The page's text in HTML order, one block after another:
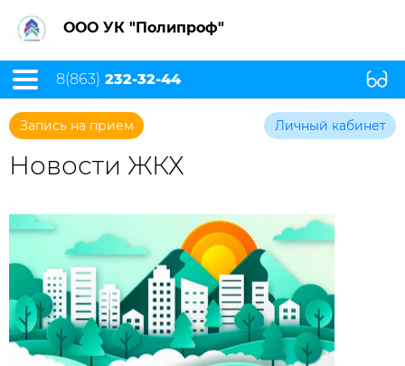
ООО УК "Полипроф"
8(863) 232-32-44
Запись на прием Личный кабинет
Новости ЖКХ